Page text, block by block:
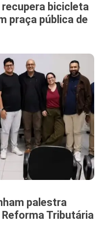
recupera bicicleta
praça pública de
palestra
Tributária